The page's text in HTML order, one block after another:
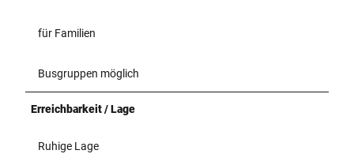
für Familien
Busgruppen möglich
Erreichbarkeit / Lage
Ruhige Lage